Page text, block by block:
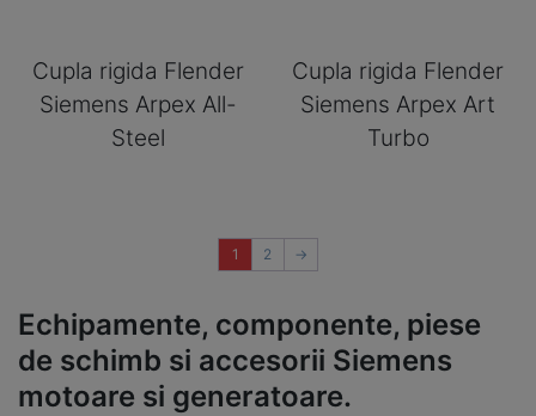
Cupla rigida Flender
Siemens Arpex All-
Steel
Cupla rigida Flender
Siemens Arpex Art
Turbo
1 2 →
Echipamente, componente, piese
de schimb si accesorii Siemens
motoare si generatoare.